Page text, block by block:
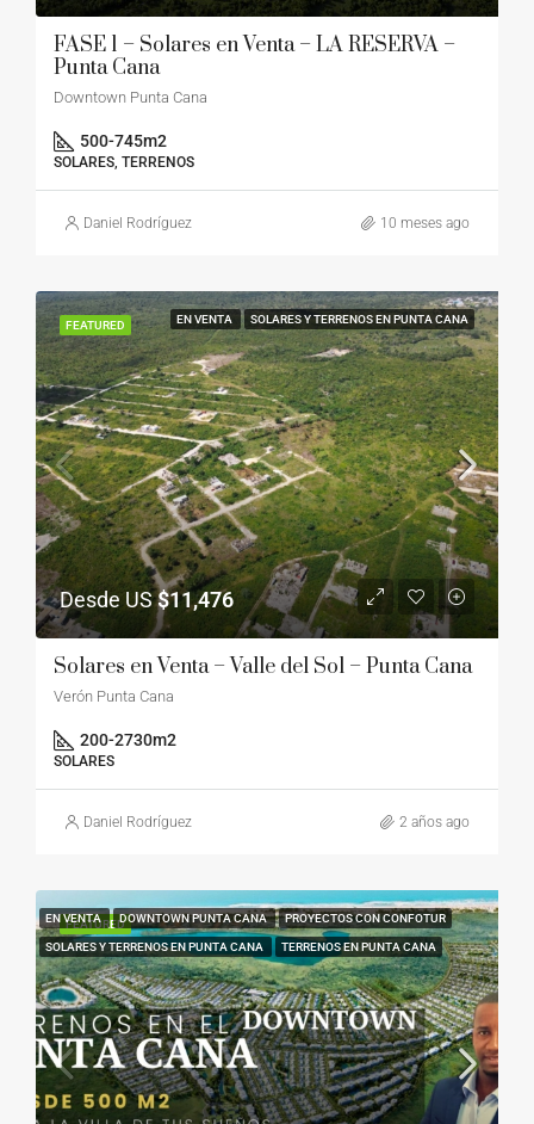
FASE 1 – Solares en Venta – LA RESERVA –
Punta Cana
Downtown Punta Cana
500-745m2
SOLARES, TERRENOS
Daniel Rodríguez 10 meses ago
FEATURED EN VENTA SOLARES Y TERRENOS EN PUNTA CANA
Desde US$11,476
Solares en Venta – Valle del Sol – Punta Cana
Verón Punta Cana
200-2730m2
SOLARES
Daniel Rodríguez 2 años ago
FEATURED
EN VENTA DOWNTOWN PUNTA CANA PROYECTOS CON CONFOTUR
SOLARES Y TERRENOS EN PUNTA CANA TERRENOS EN PUNTA CANA